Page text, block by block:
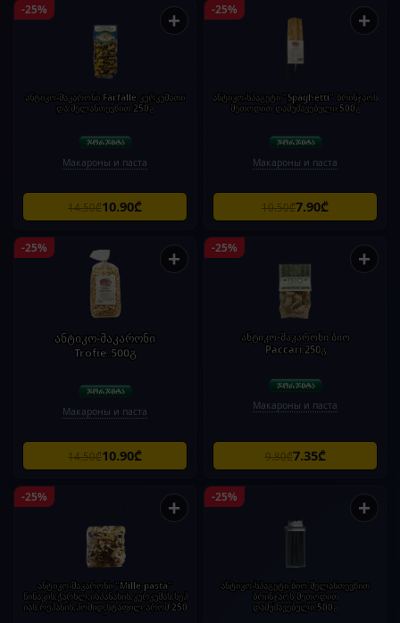
-25% +
ანტიკო-მაკარონი Farfalle კურკუმათი
და მელანთევზით.250გ
Макароны и паста
14.50₾10.90₾
-25% +
ანტიკო-სპაგეტი "Spaghetti" ბრინჯაოს
მეთოდით დამუშავებული.500გ
Макароны и паста
10.50₾7.90₾
-25% +
ანტიკო-მაკარონი
Trofie.500გ
Макароны и паста
14.50₾10.90₾
-25% +
ანტიკო-მაკარონი ბიო
Paccari.250გ
Макароны и паста
9.80₾7.35₾
-25% +
ანტიკო-მაკარონი "Mille pasta"
წიწაკის,ჭარხლ,ისპანახის,კურკუმას,სეპ
იას,რეჰანის,პომიდ,სტაფილ.არომ.250
-25% +
ანტიკო-სპაგეტი ბიო მელანთევზით
ბრინჯაოს მეთოდით
დამუშავებული.500გ